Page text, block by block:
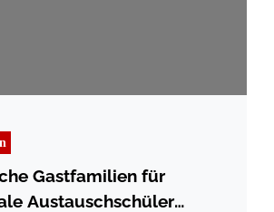
Gastfamilien für
Austauschschüler